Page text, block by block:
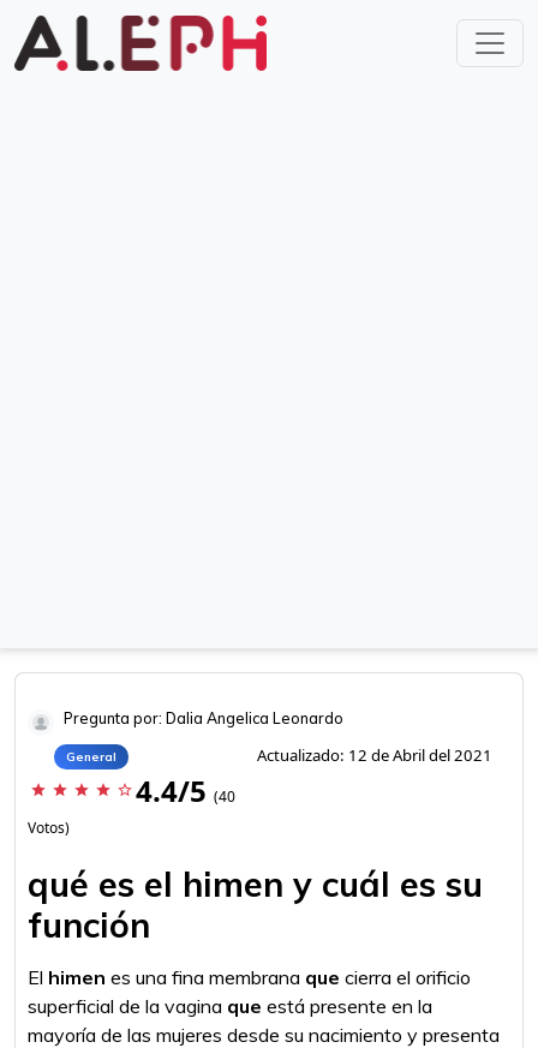
Pregunta por: Dalia Angelica Leonardo
General Actualizado: 12 de Abril del 2021
star star star star star_border 4.4/5 (40
Votos)
qué es el himen y cuál es su
función
El himen es una fina membrana que cierra el orificio
superficial de la vagina que está presente en la
mayoría de las mujeres desde su nacimiento y presenta